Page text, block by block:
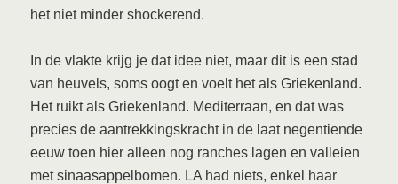
het niet minder shockerend.
In de vlakte krijg je dat idee niet, maar dit is een stad
van heuvels, soms oogt en voelt het als Griekenland.
Het ruikt als Griekenland. Mediterraan, en dat was
precies de aantrekkingskracht in de laat negentiende
eeuw toen hier alleen nog ranches lagen en valleien
met sinaasappelbomen. LA had niets, enkel haar